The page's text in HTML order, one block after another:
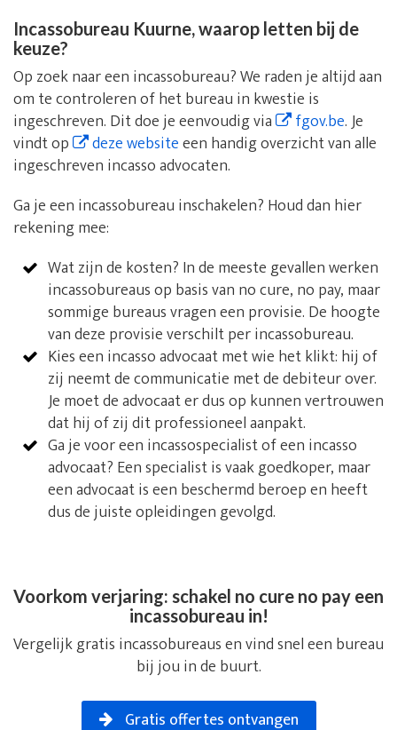
Incassobureau Kuurne, waarop letten bij de
keuze?
Op zoek naar een incassobureau? We raden je altijd aan
om te controleren of het bureau in kwestie is
ingeschreven. Dit doe je eenvoudig via
fgov.be. Je
vindt op
deze websiteeen handig overzicht van alle
ingeschreven incasso advocaten.
Ga je een incassobureau inschakelen? Houd dan hier
rekening mee:
Wat zijn de kosten? In de meeste gevallen werken
incassobureaus op basis van no cure, no pay, maar
sommige bureaus vragen een provisie. De hoogte
van deze provisie verschilt per incassobureau.
Kies een incasso advocaat met wie het klikt: hij of
zij neemt de communicatie met de debiteur over.
Je moet de advocaat er dus op kunnen vertrouwen
dat hij of zij dit professioneel aanpakt.
Ga je voor een incassospecialist of een incasso
advocaat? Een specialist is vaak goedkoper, maar
een advocaat is een beschermd beroep en heeft
dus de juiste opleidingen gevolgd.
Voorkom verjaring: schakel no cure no pay een
incassobureau in!
Vergelijk gratis incassobureaus en vind snel een bureau
bij jou in de buurt.
Gratis offertes ontvangen